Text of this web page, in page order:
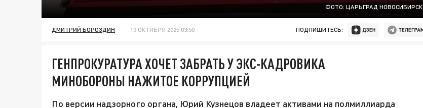
ФОТО: ЦАРЬГРАД НОВОСИБИРСК
ДМИТРИЙ БОРОЗДИН 13 ОКТЯБРЯ 2025 03:50 ПОДПИШИТЕСЬ:
ГЕНПРОКУРАТУРА ХОЧЕТ ЗАБРАТЬ У ЭКС-КАДРОВИКА
МИНОБОРОНЫ НАЖИТОЕ КОРРУПЦИЕЙ
По версии надзорного органа, Юрий Кузнецов владеет активами на полмиллиарда